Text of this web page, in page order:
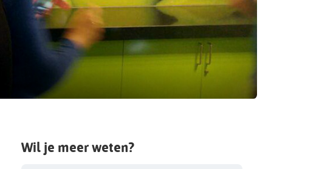
Wil je meer weten?